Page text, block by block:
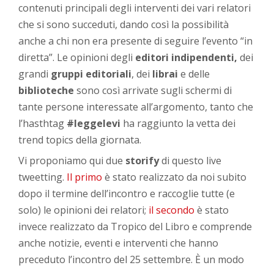
contenuti principali degli interventi dei vari relatori
che si sono succeduti, dando così la possibilità
anche a chi non era presente di seguire l’evento “in
diretta”. Le opinioni degli editori indipendenti, dei
grandi gruppi editoriali, dei librai e delle
biblioteche sono così arrivate sugli schermi di
tante persone interessate all’argomento, tanto che
l’hasthtag #leggelevi ha raggiunto la vetta dei
trend topics della giornata.
Vi proponiamo qui due storifydi questo live
tweetting. Il primo è stato realizzato da noi subito
dopo il termine dell’incontro e raccoglie tutte (e
solo) le opinioni dei relatori; il secondo è stato
invece realizzato da Tropico del Libro e comprende
anche notizie, eventi e interventi che hanno
preceduto l’incontro del 25 settembre. È un modo